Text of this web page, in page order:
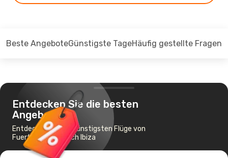
Beste AngeboteGünstigste TageHäufig gestellte Fragen
Entdecken Sie die besten
Angebote
Entdecken Sie die günstigsten Flüge von
Fuerteventura nach Ibiza